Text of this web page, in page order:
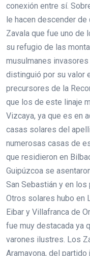
conexión entre sí.
le hacen descender
Zavala que fue uno de
su refugio de las
musulmanes
distinguió por su valor
precursores de la
que los de este linaje
Vizcaya, ya que es en
casas solares del
numerosas casas de
que residieron en
Guipúzcoa se
San Sebastián y en
Otros solares hubo en
Eibar y Villafranca de
fue muy destacada ya
varones ilustres. Los
Aramayona, del